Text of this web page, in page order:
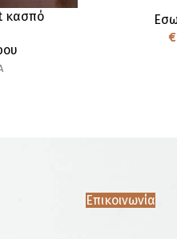
κασπό
€
Επικοινωνία